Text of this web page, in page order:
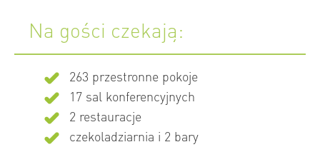
Na gości czekają:
263 przestronne pokoje
17 sal konferencyjnych
2 restauracje
czekoladziarnia i 2 bary